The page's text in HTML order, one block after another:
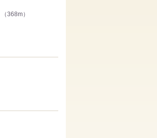
（368m）